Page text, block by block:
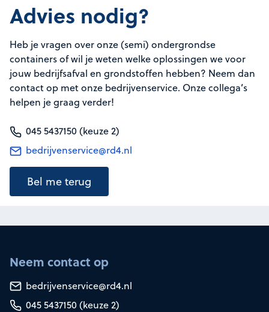
Advies nodig?
Heb je vragen over onze (semi) ondergrondse
containers of wil je weten welke oplossingen we voor
jouw bedrijfsafval en grondstoffen hebben? Neem dan
contact op met onze bedrijvenservice. Onze collega’s
helpen je graag verder!
045 5437150 (keuze 2)
bedrijvenservice@rd4.nl
Bel me terug
Neem contact op
bedrijvenservice@rd4.nl
045 5437150 (keuze 2)